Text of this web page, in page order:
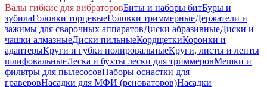
Валы гибкие для вибраторовБиты и наборы битБуры и
зубилаГоловки торцевыеГоловки триммерныеДержатели и
зажимы для сварочных аппаратовДиски абразивныеДиски и
чашки алмазныеДиски пильныеКордщеткиКоронки и
адаптерыКруги и губки полировальныеКруги, листы и ленты
шлифовальныеЛеска и бухты лески для триммеровМешки и
фильтры для пылесосовНаборы оснастки для
граверовНасадки для МФИ (реноваторов)Насадки